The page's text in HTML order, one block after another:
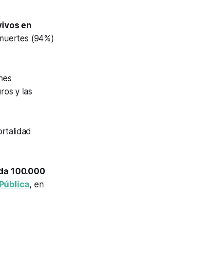
en
(94%)
y las
100.000
, en